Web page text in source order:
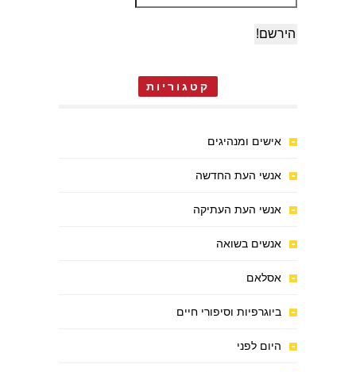
קטגוריות
אישים ומנהיגים
אנשי העת החדשה
אנשי העת העתיקה
אנשים בשואה
אסלאם
ביוגרפיות וסיפורי חיים
היום לפני